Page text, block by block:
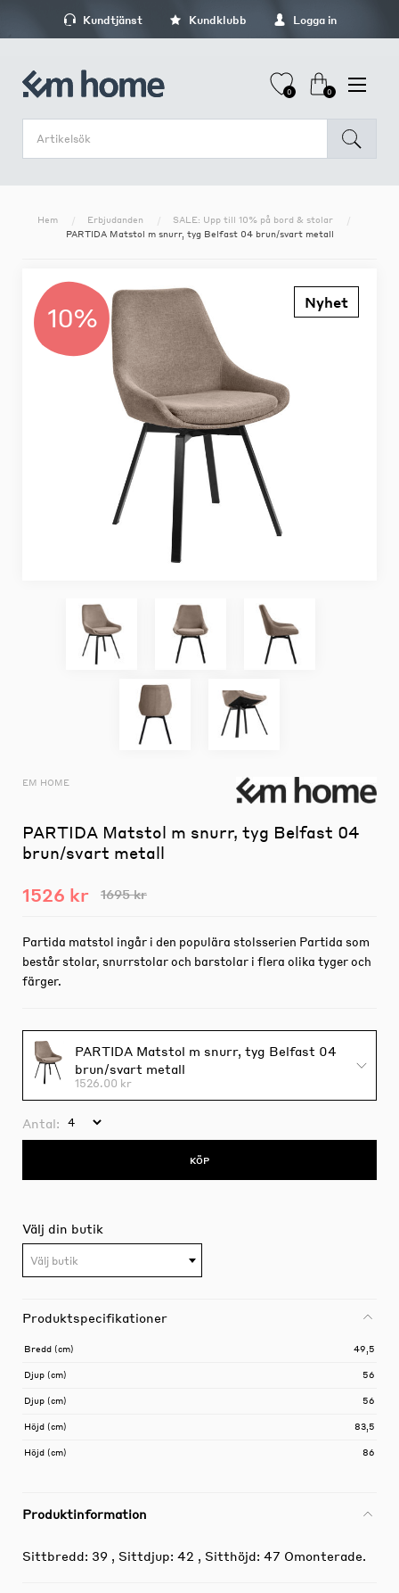
Kundtjänst Kundklubb Logga in
0 0
Hem Erbjudanden
SALE: Upp till 10% på bord & stolar
PARTIDA Matstol m snurr, tyg Belfast 04 brun/svart metall
10% Nyhet
EM HOME
PARTIDA Matstol m snurr, tyg Belfast 04
brun/svart metall
1526 kr 1695 kr
Partida matstol ingår i den populära stolsserien Partida som
består stolar, snurrstolar och barstolar i flera olika tyger och
färger.
PARTIDA Matstol m snurr, tyg Belfast 04
brun/svart metall
1526.00 kr
Antal:
KÖP
Välj din butik
Välj butik
Produktspecifikationer
Bredd (cm) 49,5
Djup (cm) 56
Djup (cm) 56
Höjd (cm) 83,5
Höjd (cm) 86
Produktinformation
Sittbredd: 39 , Sittdjup: 42 , Sitthöjd: 47 Omonterade.